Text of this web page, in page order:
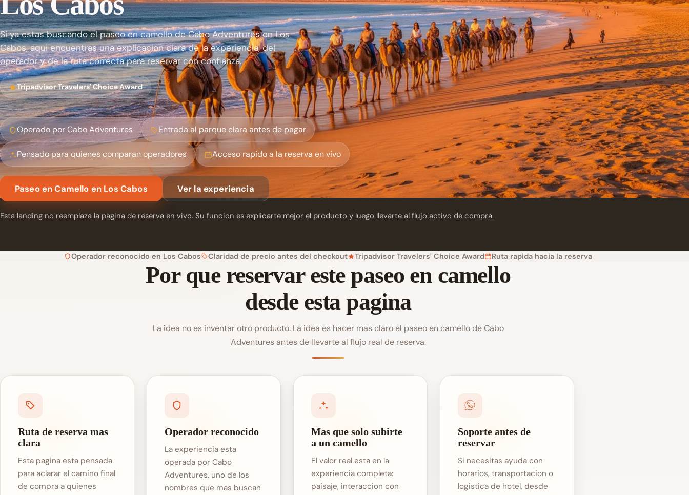
Si ya estas buscando el paseo en camello de Cabo Adventures en Los
Cabos, aqui encuentras una explicacion clara de la experiencia, del
operador y de la ruta correcta para reservar con confianza.
Tripadvisor Travelers' Choice Award
Operado por Cabo Adventures Entrada al parque clara antes de pagar
Pensado para quienes comparan operadores Acceso rapido a la reserva en vivo
Paseo en Camello en Los Cabos Ver la experiencia
Esta landing no reemplaza la pagina de reserva en vivo. Su funcion es explicarte mejor el producto y luego llevarte al flujo activo de compra.
Operador reconocido en Los Cabos Claridad de precio antes del checkout Tripadvisor Travelers' Choice Award Ruta rapida hacia la reserva
Por que reservar este paseo en camello
desde esta pagina
La idea no es inventar otro producto. La idea es hacer mas claro el paseo en camello de Cabo
Adventures antes de llevarte al flujo real de reserva.
Ruta de reserva mas
clara
Esta pagina esta pensada
para aclarar el camino final
de compra a quienes
Operador reconocido
La experiencia esta
operada por Cabo
Adventures, uno de los
nombres que mas buscan
Mas que solo subirte
a un camello
El valor real esta en la
experiencia completa:
paisaje, interaccion con
Soporte antes de
reservar
Si necesitas ayuda con
horarios, transportacion o
logistica de hotel, desde